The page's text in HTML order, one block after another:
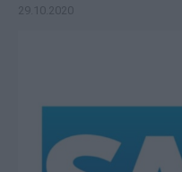
29.10.2020